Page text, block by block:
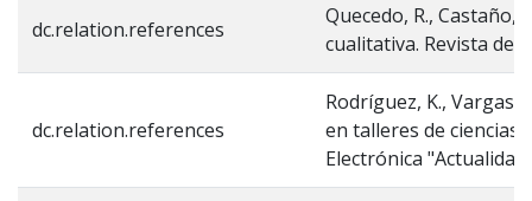
dc.relation.references
Quecedo, R.,
cualitativa. Revista de
dc.relation.references
Rodríguez, K., Vargas,
en talleres de ciencias:
Electrónica